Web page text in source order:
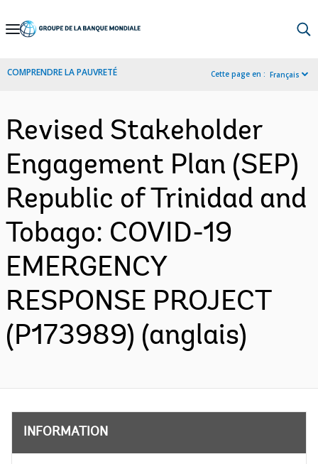
Skip
Navigation
COMPRENDRE LA PAUVRETÉ Cette page en : Français
Revised Stakeholder
Engagement Plan (SEP)
Republic of Trinidad and
Tobago: COVID-19
EMERGENCY
RESPONSE PROJECT
(P173989) (anglais)
INFORMATION